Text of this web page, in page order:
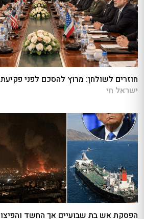
חוזרים לשולחן: מרוץ להסכם לפני
ישראל חי
הפסקת אש בת שבועיים אך החשד